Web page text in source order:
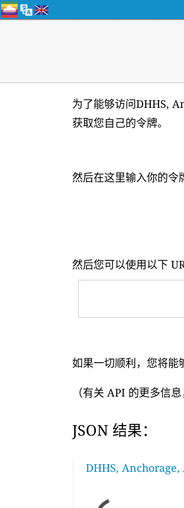
为了能够访问DHHS,
获取您自己的令牌。
然后在这里输入你的令
然后您可以使用以下
如果一切顺利，您将能
（有关 API 的更多信
JSON 结果：
DHHS,